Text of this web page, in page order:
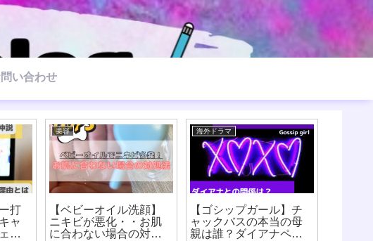
い合わせ
テ
い
海外ドラマ
ゴシップガールの裏
話！実際のセリーナと
ブレアは不仲だった？
美容
【ナッツ効果がすご
い】16時間断食、オー
トファジーやアンチエ